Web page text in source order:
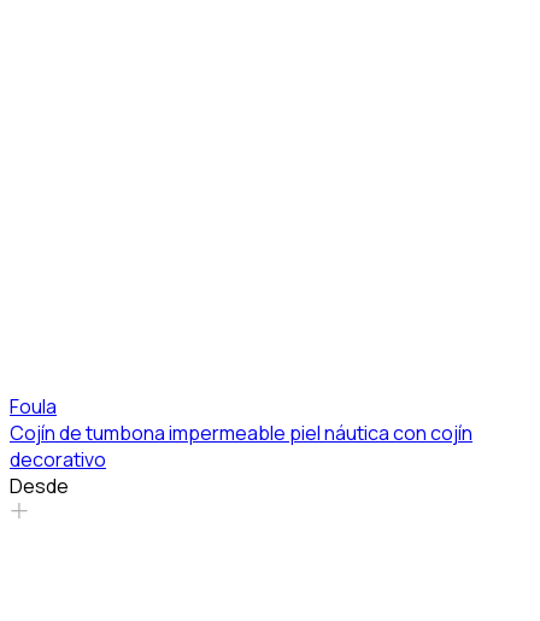
Foula
Cojín de tumbona impermeable piel náutica con cojín
decorativo
Desde